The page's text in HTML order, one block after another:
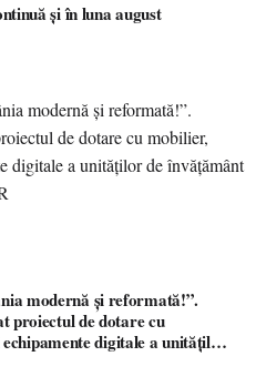
și în luna august
modernă și reformată!”.
proiectul de dotare cu
digitale a unităților